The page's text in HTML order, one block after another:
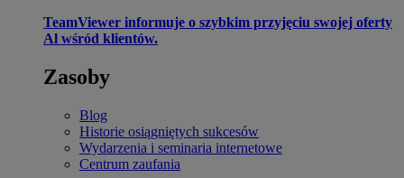
TeamViewer informuje o szybkim przyjęciu swojej oferty
Al wśród klientów.
Zasoby
Blog
Historie osiągniętych sukcesów
Wydarzenia i seminaria internetowe
Centrum zaufania